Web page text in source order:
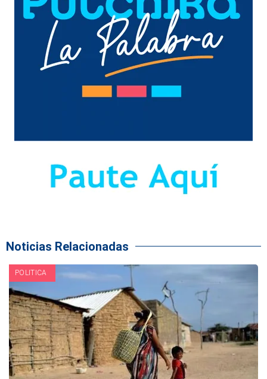
Noticias Relacionadas
POLITICA